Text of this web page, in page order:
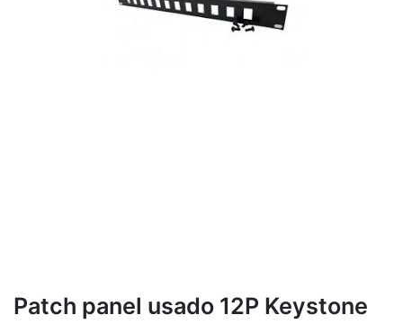
Patch panel usado 12P Keystone